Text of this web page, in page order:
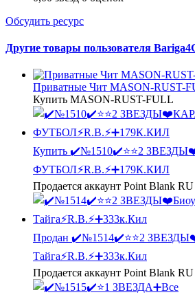
Обсудить ресурс
Другие товары пользователя
Приватные Чит MASON-RUST-
Купить MASON-RUST-FULL
Купить ✔️№1510✔️⭐️⭐️2
ФУТБОЛ⚡R.B.⚡➕179К.КИЛ
Продается аккаунт Point Blank
Продан ✔️№1514✔️⭐️⭐️2
Тайга⚡R.B.⚡➕333к.Кил
Продается аккаунт Point Blank